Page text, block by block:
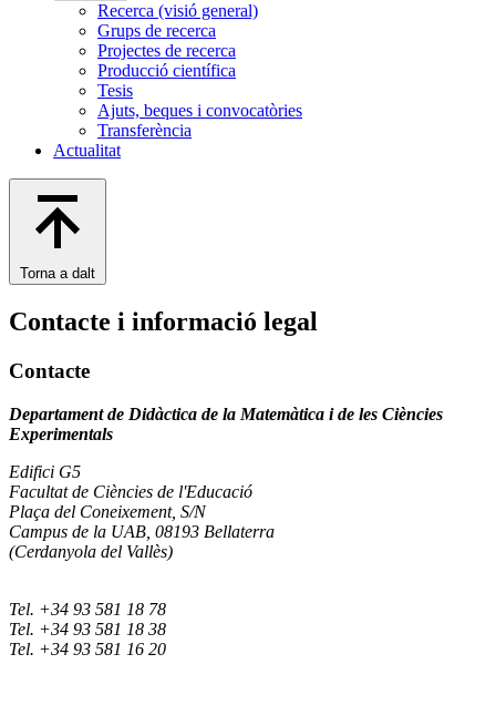
Recerca (visió general)
Grups de recerca
Projectes de recerca
Producció científica
Tesis
Ajuts, beques i convocatòries
Transferència
Actualitat
Torna a dalt
Contacte i informació legal
Contacte
Departament de Didàctica de la Matemàtica i de les Ciències
Experimentals
Edifici G5
Facultat de Ciències de l'Educació
Plaça del Coneixement, S/N
Campus de la UAB, 08193 Bellaterra
(Cerdanyola del Vallès)
Tel. +34 93 581 18 78
Tel. +34 93 581 18 38
Tel. +34 93 581 16 20